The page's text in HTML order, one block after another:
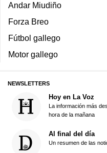
Andar Miudiño
Forza Breo
Fútbol gallego
Motor gallego
NEWSLETTERS
Hoy en La Voz
La información más
hora de la mañana
Al final del día
Un resumen de las